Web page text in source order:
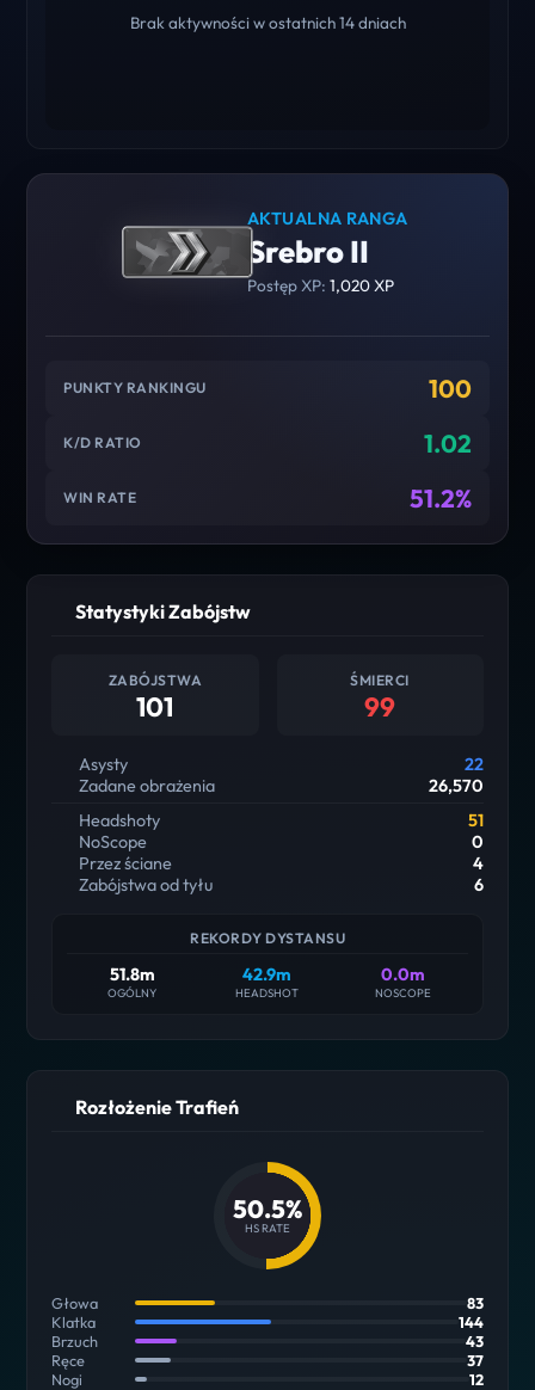
Brak aktywności w ostatnich 14 dniach
AKTUALNA RANGA
Srebro II
Postęp XP: 1,020 XP
PUNKTY RANKINGU 100
K/D RATIO 1.02
WIN RATE 51.2%
Statystyki Zabójstw
ZABÓJSTWA
101
ŚMIERCI
99
Asysty
22
Zadane obrażenia
26,570
Headshoty
51
NoScope
0
Przez ściane
4
Zabójstwa od tyłu
6
REKORDY DYSTANSU
51.8m
OGÓLNY
42.9m
HEADSHOT
0.0m
NOSCOPE
Rozłożenie Trafień
50.5%
HS RATE
Głowa
83
Klatka
144
Brzuch
43
Ręce
37
Nogi
12